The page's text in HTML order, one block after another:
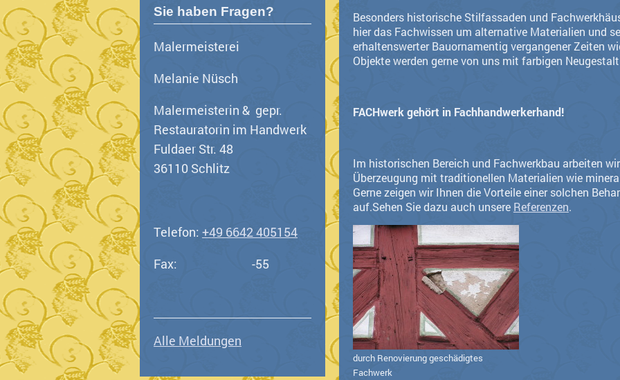
Besonders historische Stilfassaden und
hier das Fachwissen um alternative Materialien und
erhaltenswerter Bauornamentig vergangener Zeiten
Objekte werden gerne von uns mit farbigen
FACHwerk gehört in Fachhandwerkerhand!
Im historischen Bereich und Fachwerkbau arbeiten
Überzeugung mit traditionellen Materialien wie
Gerne zeigen wir Ihnen die Vorteile einer solchen
auf.Sehen Sie dazu auch unsere Referenzen.
durch Renovierung geschädigtes
Fachwerk
Sie haben Fragen?
Malermeisterei
Melanie Nüsch
Malermeisterin & gepr.
Restauratorin im Handwerk
Fuldaer Str. 48
36110 Schlitz
Telefon: +49 6642 405154
Fax: -55
Alle Meldungen